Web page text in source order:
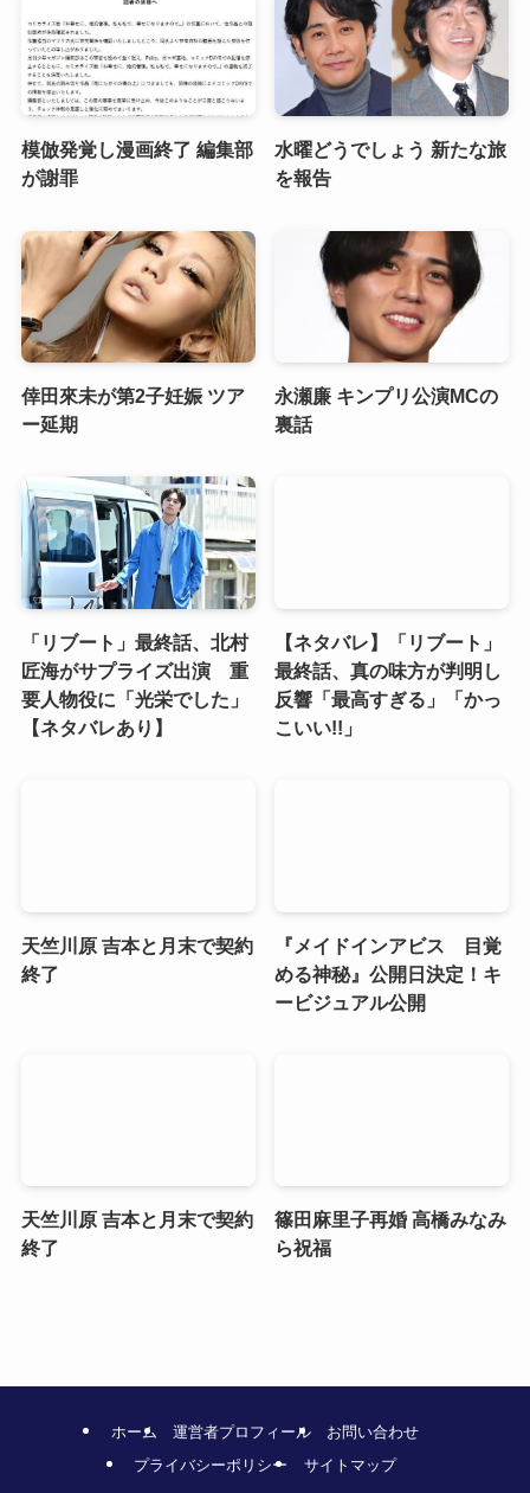
模倣発覚し漫画終了 編集部
が謝罪
水曜どうでしょう 新たな旅
を報告
倖田來未が第2子妊娠 ツア
ー延期
永瀬廉 キンプリ公演MCの
裏話
「リブート」最終話、北村
匠海がサプライズ出演 重
要人物役に「光栄でした」
【ネタバレあり】
【ネタバレ】「リブート」
最終話、真の味方が判明し
反響「最高すぎる」「かっ
こいい!!」
天竺川原 吉本と月末で契約
終了
『メイドインアビス 目覚
める神秘』公開日決定！キ
ービジュアル公開
天竺川原 吉本と月末で契約
終了
篠田麻里子再婚 高橋みなみ
ら祝福
ホーム 運営者プロフィール
お問い合わせ
プライバシーポリシー
サイトマップ